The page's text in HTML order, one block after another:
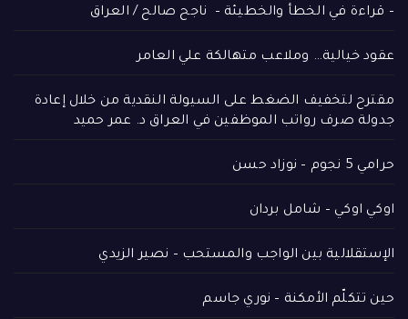
– قراءة في الخطأ والخطيئة – ناجح صالح / العراق
عقود خيالية… وملاعب متهالكة علي العامر
مقترح لتخفيف الضغط على السيولة النقدية من خلال إعادة
جدولة صرف رواتب الموظفين في العراق د. عمر حميد
حرامي 5 نجوم – نوزاد حسن
اوكي اوكي – شامل بردان
الإستقلالية بين الواجب والمستحب – نصير الزيدي
حين تتكلّم الأمكنة – نوري جاسم